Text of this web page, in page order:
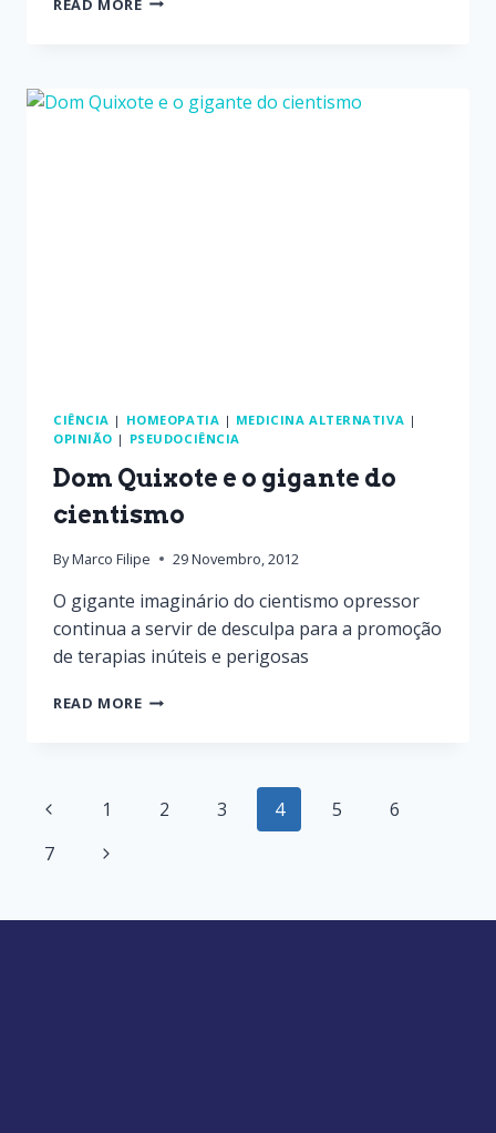
CIÊNCIA | HOMEOPATIA | MEDICINA ALTERNATIVA |
OPINIÃO | PSEUDOCIÊNCIA
Dom Quixote e o gigante do
cientismo
ByMarco Filipe 29 Novembro, 2012
O gigante imaginário do cientismo opressor
continua a servir de desculpa para a promoção
de terapias inúteis e perigosas
READ MORE
1 2 3 4 5
6
7